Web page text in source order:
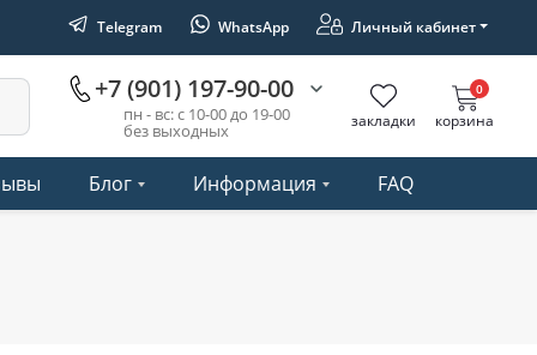
Telegram WhatsApp Личный кабинет
+7 (901) 197-90-00
пн - вс: с 10-00 до 19-00
без выходных закладки корзина
0
Блог Информация FAQ